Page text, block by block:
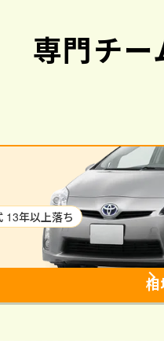
専門チー
13年以上落ち
相